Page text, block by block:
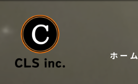
ホーム